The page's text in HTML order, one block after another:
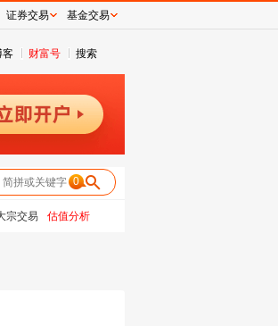
客 财富号 搜索
0
宗交易 估值分析
证券交易 基金交易